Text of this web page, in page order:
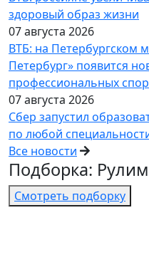
здоровый образ жизни
07 августа 2026
ВТБ: на
Петербург» появится
профессиональных
07 августа 2026
Сбер запустил
по любой
Все новости
Подборка:
Смотреть подборку